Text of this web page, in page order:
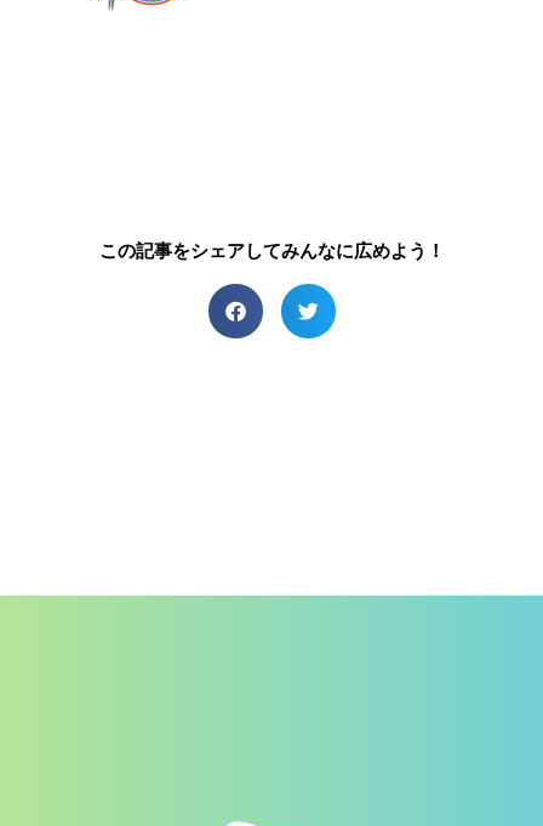
この記事をシェアしてみんなに広めよう！